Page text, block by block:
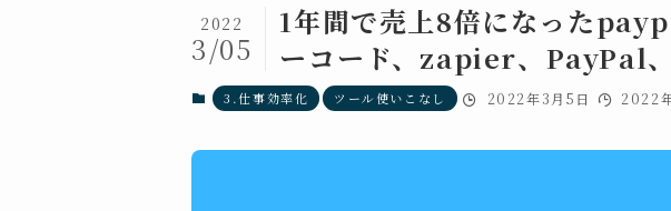
1年間で売上8倍になった
ーコード、zapier、
2022
3/05
3.仕事効率化 ツール使いこなし 2022年3月5日 2022